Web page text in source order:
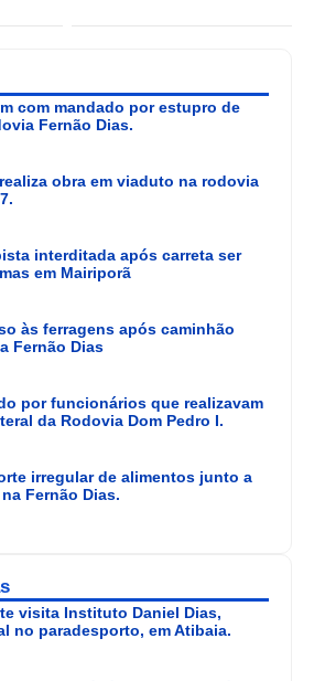
com mandado por estupro de
Fernão Dias.
obra em viaduto na rodovia
interditada após carreta ser
em Mairiporã
às ferragens após caminhão
Fernão Dias
por funcionários que realizavam
da Rodovia Dom Pedro I.
irregular de alimentos junto a
Fernão Dias.
visita Instituto Daniel Dias,
no paradesporto, em Atibaia.